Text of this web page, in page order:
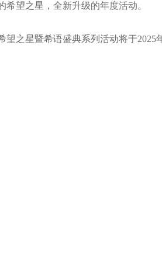
希望之星，全新升级的年度活动。
望之星暨希语盛典系列活动将于2025